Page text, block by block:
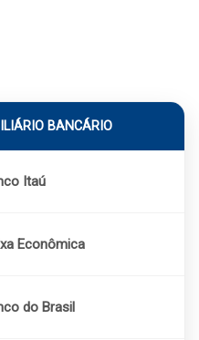
BANCÁRIO
Itaú
Econômica
do Brasil